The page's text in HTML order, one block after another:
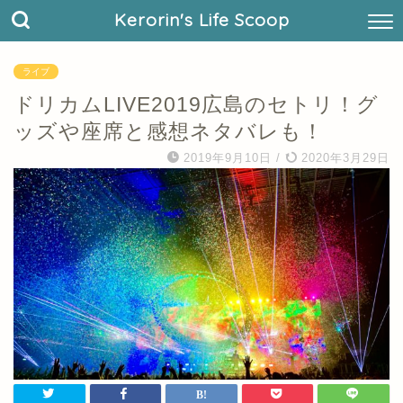
Kerorin's Life Scoop
ライブ
ドリカムLIVE2019広島のセトリ！グ
ッズや座席と感想ネタバレも！
2019年9月10日 / 2020年3月29日